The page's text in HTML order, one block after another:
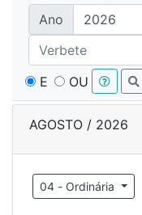
Ano
E OU
AGOSTO / 2026
04 - Ordinária